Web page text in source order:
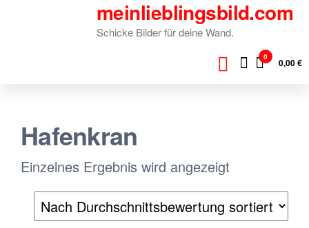
meinlieblingsbild.com
Schicke Bilder für deine Wand.
0 0,00 €
Hafenkran
Einzelnes Ergebnis wird angezeigt